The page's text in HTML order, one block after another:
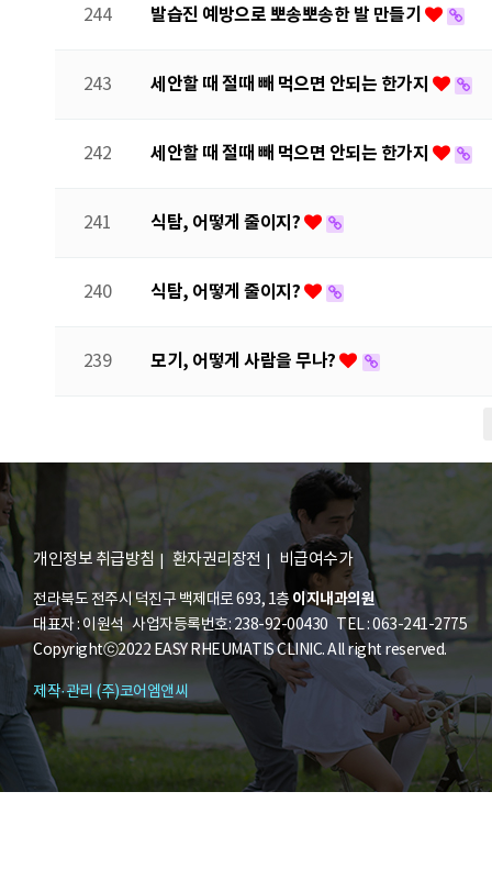
244 발습진 예방으로 뽀송뽀송한 발 만들기
243 세안할 때 절때 빼 먹으면 안되는 한가지
242 세안할 때 절때 빼 먹으면 안되는 한가지
241 식탐, 어떻게 줄이지?
240 식탐, 어떻게 줄이지?
239 모기, 어떻게 사람을 무나?
개인정보 취급방침 환자권리장전 비급여수가
전라북도 전주시 덕진구 백제대로 693, 1층 이지내과의원
대표자 : 이원석 사업자등록번호: 238-92-00430 TEL : 063-241-2775
Copyrightⓒ2022 EASY RHEUMATIS CLINIC. All right reserved.
제작·관리 (주)코어엠앤씨